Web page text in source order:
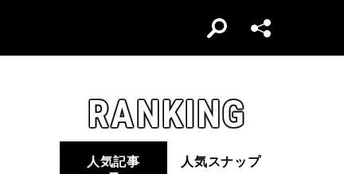
RANKING
人気記事 人気スナップ